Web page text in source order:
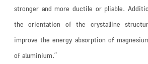
stronger and more ductile or pliable.
the orientation of the crystalline
improve the energy absorption of
of aluminium.”